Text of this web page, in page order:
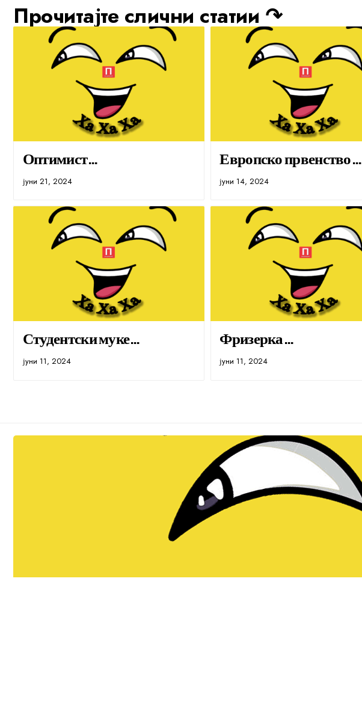
Прочитајте слични статии ↷
Оптимист…
јуни 21, 2024
Европско првенство…
јуни 14, 2024
Студентски муке…
јуни 11, 2024
Фризерка…
јуни 11, 2024